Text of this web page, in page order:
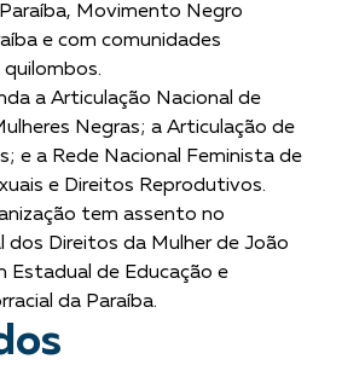
Movimento Negro
e com comunidades
a Articulação Nacional de
Negras; a Articulação de
e a Rede Nacional Feminista de
e Direitos Reprodutivos.
tem assento no
dos Direitos da Mulher de João
Estadual de Educação e
da Paraíba.